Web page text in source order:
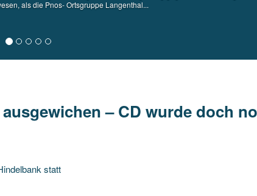
als die Pnos- Ortsgruppe Langenthal...
– CD wurde doch
statt